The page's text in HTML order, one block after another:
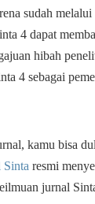
sudah
4 dapat
hibah
4 sebagai
kamu bisa
Sinta resmi
jurnal